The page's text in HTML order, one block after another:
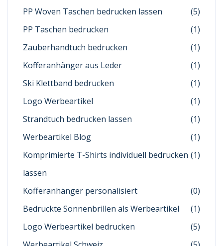
PP Woven Taschen bedrucken lassen
(5)
PP Taschen bedrucken
(1)
Zauberhandtuch bedrucken
(1)
Kofferanhänger aus Leder
(1)
Ski Klettband bedrucken
(1)
Logo Werbeartikel
(1)
Strandtuch bedrucken lassen
(1)
Werbeartikel Blog
(1)
Komprimierte T-Shirts individuell bedrucken
lassen
(1)
Kofferanhänger personalisiert
(0)
Bedruckte Sonnenbrillen als Werbeartikel
(1)
Logo Werbeartikel bedrucken
(5)